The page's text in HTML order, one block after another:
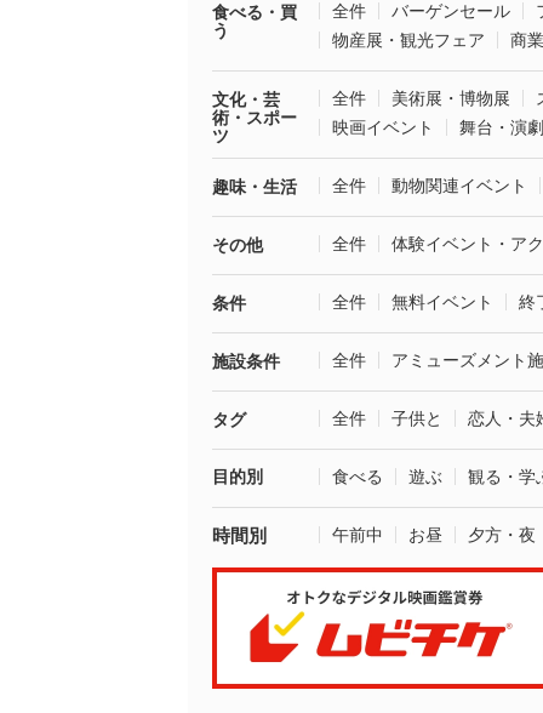
食べる・買
う
全件 バーゲンセール
物産展・観光フェア
商
文化・芸
術・スポー
ツ
全件 美術展・博物展
映画イベント
舞台・演劇
趣味・生活 全件 動物関連イベント
その他 全件 体験イベント・ア
条件 全件 無料イベント 終
施設条件 全件 アミューズメント
タグ 全件 子供と 恋人・夫
目的別 食べる 遊ぶ 観る・学
時間別 午前中 お昼 夕方・夜